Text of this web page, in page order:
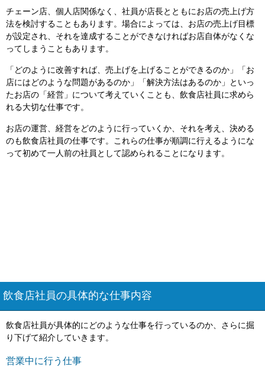
チェーン店、個人店関係なく、社員が店長とともにお店の売上げ方
法を検討することもあります。場合によっては、お店の売上げ目標
が設定され、それを達成することができなければお店自体がなくな
ってしまうこともあります。
「どのように改善すれば、売上げを上げることができるのか」「お
店にはどのような問題があるのか」「解決方法はあるのか」といっ
たお店の「経営」について考えていくことも、飲食店社員に求めら
れる大切な仕事です。
お店の運営、経営をどのように行っていくか、それを考え、決める
のも飲食店社員の仕事です。これらの仕事が順調に行えるようにな
って初めて一人前の社員として認められることになります。
飲食店社員の具体的な仕事内容
飲食店社員が具体的にどのような仕事を行っているのか、さらに掘
り下げて紹介していきます。
営業中に行う仕事